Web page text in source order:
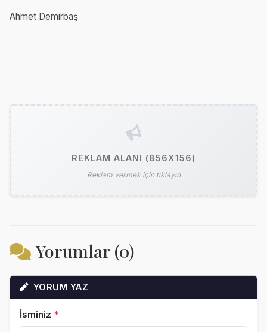
Ahmet Demirbaş
REKLAM ALANI (856X156)
Reklam vermek için tıklayın
Yorumlar (0)
YORUM YAZ
İsminiz *